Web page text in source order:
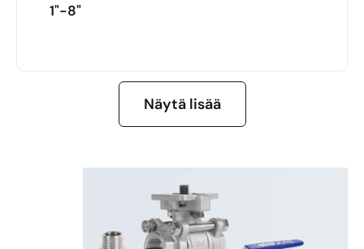
1"-8"
LUE LISÄÄ
Näytä lisää